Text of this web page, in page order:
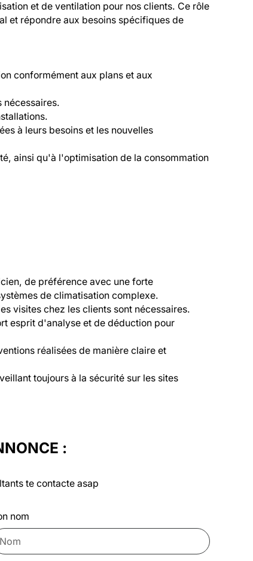
et de ventilation pour nos clients. Ce rôle
et répondre aux besoins spécifiques de
conformément aux plans et aux
nécessaires.
à leurs besoins et les nouvelles
ainsi qu'à l'optimisation de la consommation
de préférence avec une forte
de climatisation complexe.
visites chez les clients sont nécessaires.
esprit d'analyse et de déduction pour
réalisées de manière claire et
toujours à la sécurité sur les sites
:
te contacte asap
nom